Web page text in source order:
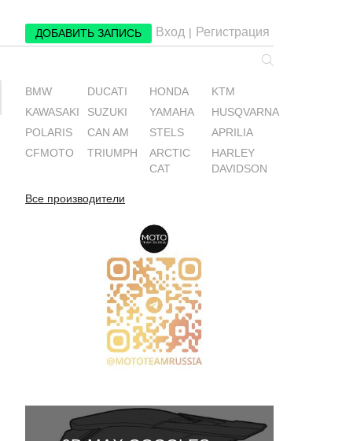
ДОБАВИТЬ ЗАПИСЬ Вход | Регистрация
BMW DUCATI HONDA
KTM
KAWASAKI
SUZUKI YAMAHA
HUSQVARNA
POLARIS
CAN AM STELS
APRILIA
CFMOTO
TRIUMPH
ARCTIC
CAT
HARLEY
DAVIDSON
Все производители